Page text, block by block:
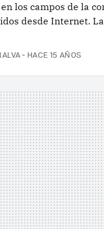
los campos de la
desde Internet.
HACE 15 AÑOS